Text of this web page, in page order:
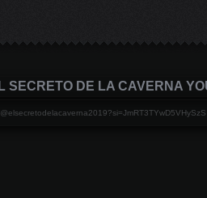
SECRETO DE LA CAVERNA